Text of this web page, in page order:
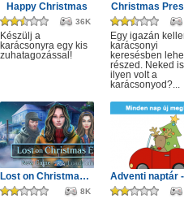
Happy Christmas
36K
Készülj a
karácsonyra egy kis
zuhatagozással!
Christmas
Egy igazán
karácsonyi
keresésben
részed. Neked is
ilyen volt a
karácsonyod?...
Lost on Christmas Eve
8K